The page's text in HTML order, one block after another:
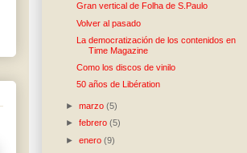
Gran vertical de Folha de S.Paulo
Volver al pasado
La democratización de los contenidos en
Time Magazine
Como los discos de vinilo
50 años de Libération
►marzo(5)
►febrero(5)
►enero(9)